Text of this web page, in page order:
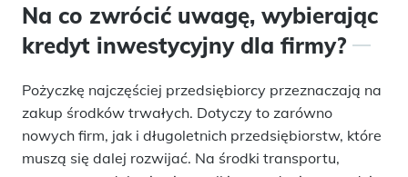
Na co zwrócić uwagę, wybierając
kredyt inwestycyjny dla firmy?
Pożyczkę najczęściej przedsiębiorcy przeznaczają na
zakup środków trwałych. Dotyczy to zarówno
nowych firm, jak i długoletnich przedsiębiorstw, które
muszą się dalej rozwijać. Na środki transportu,